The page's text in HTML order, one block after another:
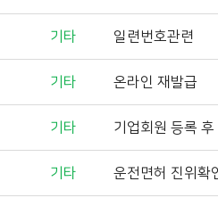
기타 일련번호관련
기타 온라인 재발급
기타 기업회원 등록 후
기타 운전면허 진위확